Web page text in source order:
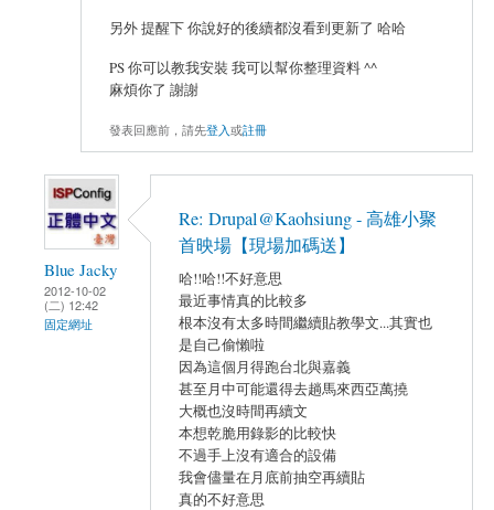
另外 提醒下 你說好的後續都沒看到更新了 哈哈
PS 你可以教我安裝 我可以幫你整理資料 ^^
麻煩你了 謝謝
發表回應前，請先登入或註冊
Blue Jacky
2012-10-02
(二) 12:42
固定網址
Re: Drupal@Kaohsiung - 高雄小聚
首映場【現場加碼送】
哈!!哈!!不好意思
最近事情真的比較多
根本沒有太多時間繼續貼教學文...其實也
是自己偷懶啦
因為這個月得跑台北與嘉義
甚至月中可能還得去趟馬來西亞萬撓
大概也沒時間再續文
本想乾脆用錄影的比較快
不過手上沒有適合的設備
我會儘量在月底前抽空再續貼
真的不好意思